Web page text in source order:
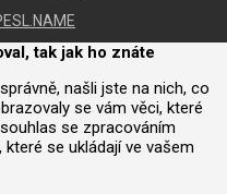
tak jak ho znáte
našli jste na nich, co
se vám věci, které
se zpracováním
se ukládají ve vašem